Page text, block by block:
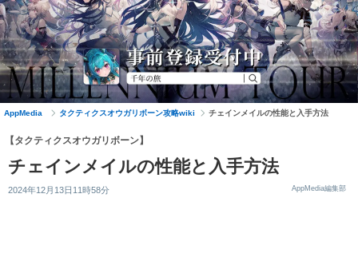
AppMedia タクティクスオウガリボーン攻略wiki チェインメイルの性能と入手方法
【タクティクスオウガリボーン】
チェインメイルの性能と入手方法
2024年12月13日11時58分 AppMedia編集部